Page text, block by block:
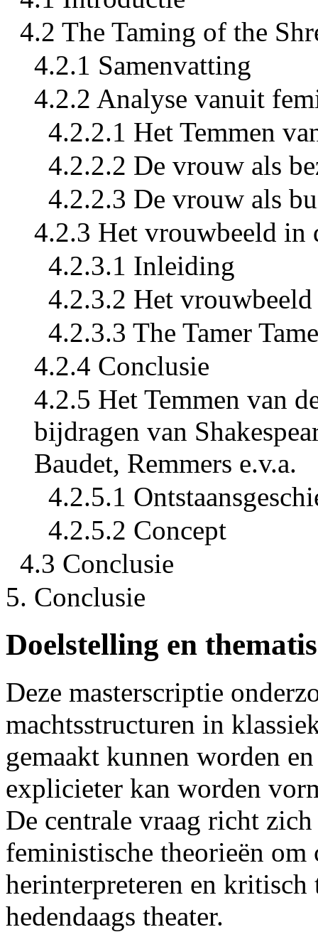
4.2 The Taming of the
4.2.1 Samenvatting
4.2.2 Analyse vanuit
4.2.2.1 Het Temmen
4.2.2.2 De vrouw als
4.2.2.3 De vrouw als
4.2.3 Het vrouwbeeld in
4.2.3.1 Inleiding
4.2.3.2 Het
4.2.3.3 The Tamer
4.2.4 Conclusie
4.2.5 Het Temmen van
bijdragen van
Baudet, Remmers e.v.a.
4.2.5.1
4.2.5.2 Concept
4.3 Conclusie
5. Conclusie
Doelstelling en
Deze masterscriptie
machtsstructuren in
gemaakt kunnen worden
explicieter kan worden
De centrale vraag richt
feministische theorieën om
herinterpreteren en
hedendaags theater.